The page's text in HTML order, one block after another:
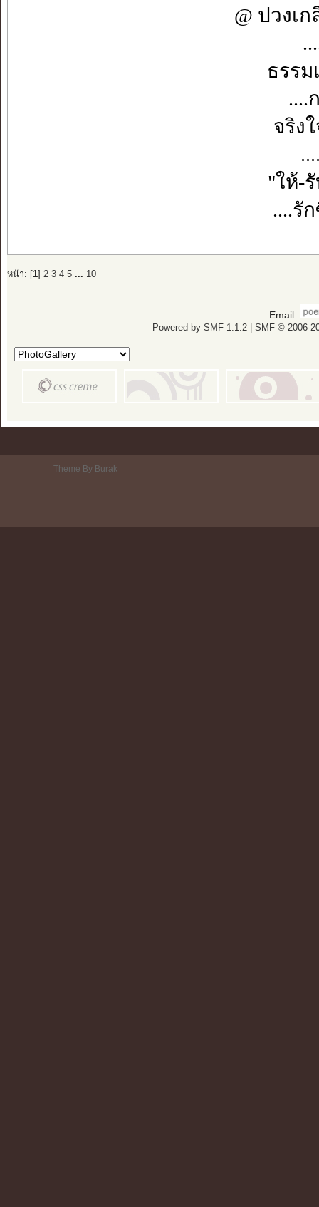
@ ปวงเ
ธรร
....
จริง
"ให้-
....รั
หน้า: [1] 2 3 4 5 ... 10
Email:
Powered by SMF 1.1.2| SMF © 2006-
Theme By Burak